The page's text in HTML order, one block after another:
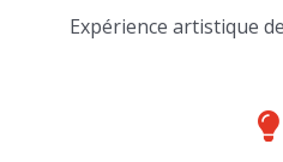
Expérience artistique